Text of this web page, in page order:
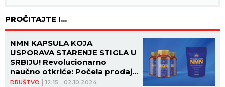
PROČITAJTE I...
DRUŠTVO 12:15 02.10.2024
NMN KAPSULA KOJA
USPORAVA STARENJE STIGLA U
SRBIJU! Revolucionarno
naučno otkriće: Počela prodaja
antiejdž busta